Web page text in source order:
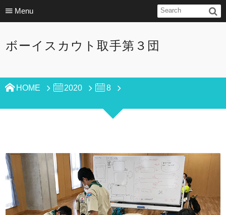
Menu
ボーイスカウト取手第３団
HOME 2020 8